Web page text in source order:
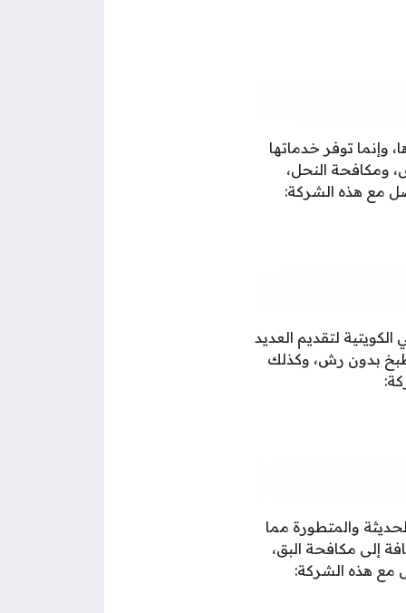
توفر خدماتها
ومكافحة النحل،
مع هذه الشركة:
لتقديم العديد
بدون رش، وكذلك
والمتطورة مما
إلى مكافحة البق،
مع هذه الشركة: